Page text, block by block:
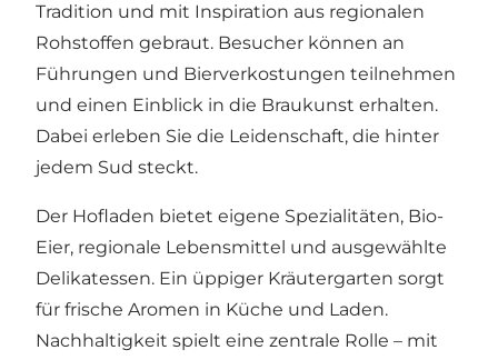
Tradition und mit Inspiration aus regionalen
Rohstoffen gebraut. Besucher können an
Führungen und Bierverkostungen teilnehmen
und einen Einblick in die Braukunst erhalten.
Dabei erleben Sie die Leidenschaft, die hinter
jedem Sud steckt.
Der Hofladen bietet eigene Spezialitäten, Bio-
Eier, regionale Lebensmittel und ausgewählte
Delikatessen. Ein üppiger Kräutergarten sorgt
für frische Aromen in Küche und Laden.
Nachhaltigkeit spielt eine zentrale Rolle – mit